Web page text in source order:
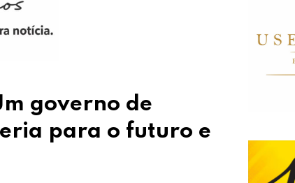
governo de
para o futuro e